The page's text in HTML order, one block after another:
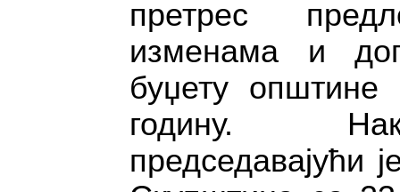
претрес
изменама и
буџету
годину.
председавајући